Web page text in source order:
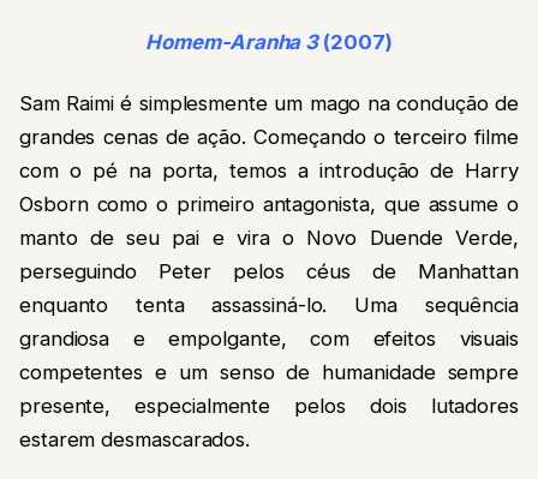
Homem-Aranha 3(2007)
Sam Raimi é simplesmente um mago na condução de
grandes cenas de ação. Começando o terceiro filme
com o pé na porta, temos a introdução de Harry
Osborn como o primeiro antagonista, que assume o
manto de seu pai e vira o Novo Duende Verde,
perseguindo Peter pelos céus de Manhattan
enquanto tenta assassiná-lo. Uma sequência
grandiosa e empolgante, com efeitos visuais
competentes e um senso de humanidade sempre
presente, especialmente pelos dois lutadores
estarem desmascarados.